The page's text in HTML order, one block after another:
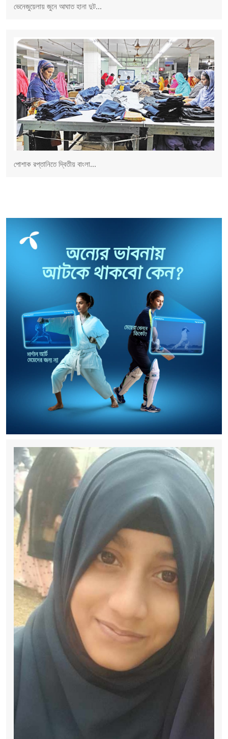
ভেনেজুয়েলায় জুনে আঘাত হানা দুট...
পোশাক রপ্তানিতে দ্বিতীয় বাংলা...